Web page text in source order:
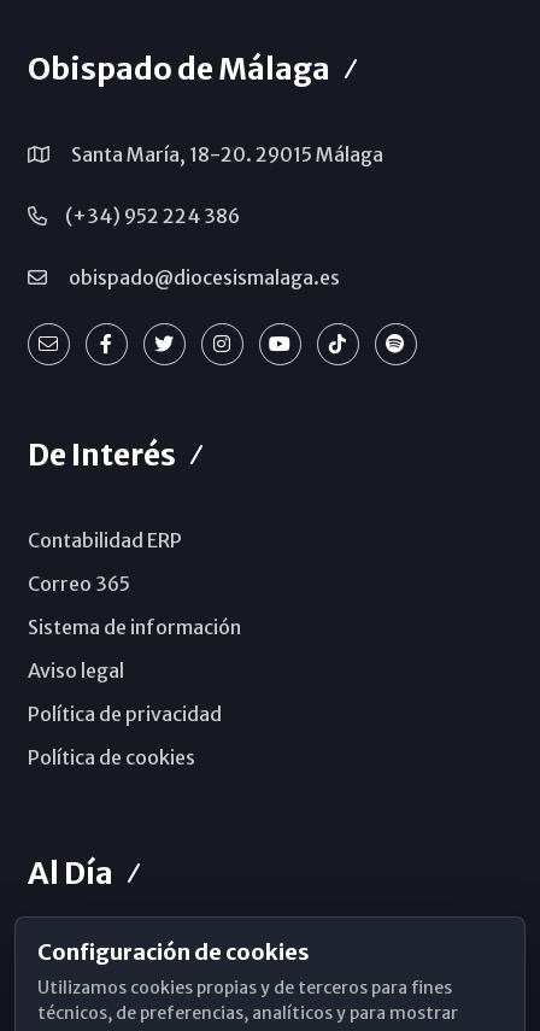
Obispado de Málaga
Santa María, 18-20. 29015 Málaga
(+34) 952 224 386
obispado@diocesismalaga.es
De Interés
Contabilidad ERP
Correo 365
Sistema de información
Aviso legal
Política de privacidad
Política de cookies
Al Día
Horarios de Misa
Hemeroteca
Configuración de cookies
Utilizamos cookies propias y de terceros para fines
técnicos, de preferencias, analíticos y para mostrar